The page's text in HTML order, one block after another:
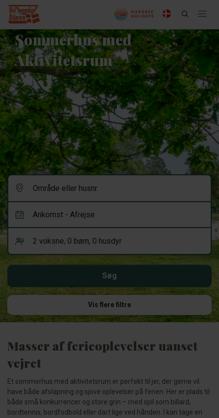
Sommerhus med
Aktivitetsrum
Vis flere filtre
Masser af ferieoplevelser uanset
vejret
Et sommerhus med aktivitetsrum er perfekt til jer, der gerne vil
have både afslapning og sjove oplevelser på ferien. Her er plads til
både små konkurrencer og store grin – med spil som billard,
bordtennis, bordfodbold eller dart lige ved hånden. I kan tage en